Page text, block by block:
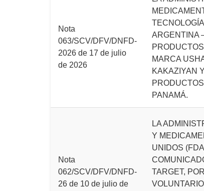
Nota
063/SCV/DFV/DNFD-
2026 de 17 de julio
de 2026
ARGENTINA
MARCA
KAKAZIYAN
PANAMÁ.
Nota
062/SCV/DFV/DNFD-
26 de 10 de julio de
LA
Y
UNIDOS
TARGET,